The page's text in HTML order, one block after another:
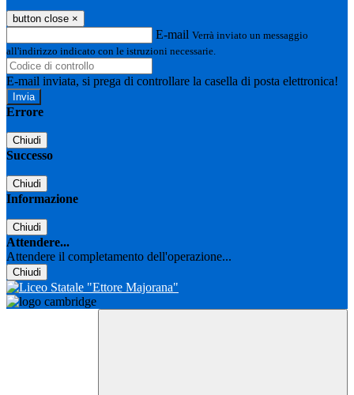
button close ×
E-mail Verrà inviato un messaggio
all'indirizzo indicato con le istruzioni necessarie.
E-mail inviata, si prega di controllare la casella di posta elettronica!
Errore
Chiudi
Successo
Chiudi
Informazione
Chiudi
Attendere...
Attendere il completamento dell'operazione...
Chiudi